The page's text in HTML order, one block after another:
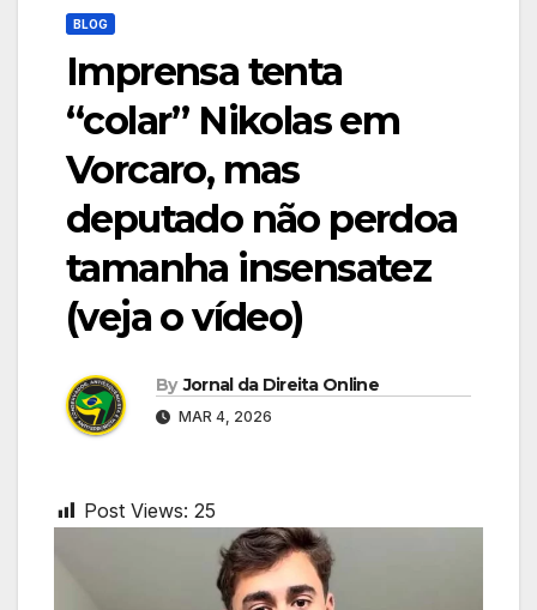
BLOG
Imprensa tenta
“colar” Nikolas em
Vorcaro, mas
deputado não perdoa
tamanha insensatez
(veja o vídeo)
By Jornal da Direita Online
MAR 4, 2026
Post Views: 25